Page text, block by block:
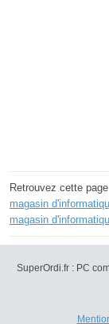
Retrouvez cette
magasin
magasin
SuperOrdi.fr : PC